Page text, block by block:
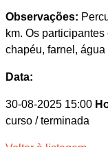
Observações:
km. Os
chapéu, farnel, água
Data:
30-08-2025 15:00
curso / terminada